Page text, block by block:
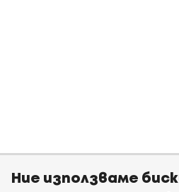
Ние използваме